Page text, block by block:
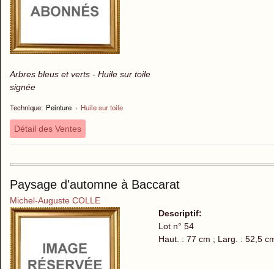
Arbres bleus et verts - Huile sur toile
signée
Technique: Peinture › Huile sur toile
Détail des Ventes
Paysage d'automne à Baccarat
Michel-Auguste COLLE
Descriptif:
Lot n° 54
Haut. : 77 cm ; Larg. : 52,5